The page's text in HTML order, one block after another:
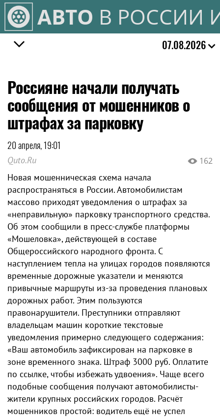
АВТО В РОССИИ
07.08.2026
Россияне начали получать
сообщения от мошенников о
штрафах за парковку
20 апреля, 19:01
Quto.Ru 162
Новая мошенническая схема начала
распространяться в России. Автомобилистам
массово приходят уведомления о штрафах за
«неправильную» парковку транспортного средства.
Об этом сообщили в пресс-службе платформы
«Мошеловка», действующей в составе
Общероссийского народного фронта. С
наступлением тепла на улицах городов появляются
временные дорожные указатели и меняются
привычные маршруты из-за проведения плановых
дорожных работ. Этим пользуются
правонарушители. Преступники отправляют
владельцам машин короткие текстовые
уведомления примерно следующего содержания:
«Ваш автомобиль зафиксирован на парковке в
зоне временного знака. Штраф 3000 руб. Оплатите
по ссылке, чтобы избежать удвоения». Чаще всего
подобные сообщения получают автомобилисты-
жители крупных российских городов. Расчёт
мошенников простой: водитель ещё не успел